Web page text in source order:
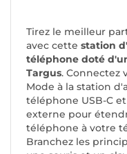
Tirez le meilleur
avec cette station
téléphone doté
Targus. Connectez
Mode à la station
téléphone USB-C
externe pour
téléphone à votre
Branchez les